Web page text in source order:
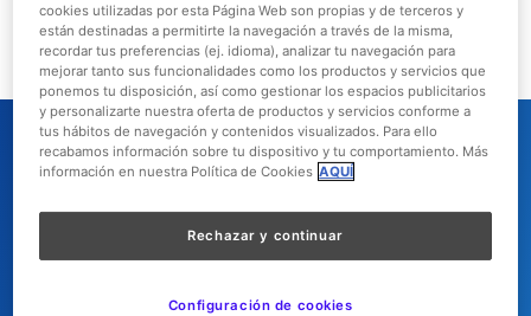
También te puede interesar:
cookies utilizadas por esta Página Web son propias y de terceros y
están destinadas a permitirte la navegación a través de la misma,
recordar tus preferencias (ej. idioma), analizar tu navegación para
mejorar tanto sus funcionalidades como los productos y servicios que
ponemos tu disposición, así como gestionar los espacios publicitarios
y personalizarte nuestra oferta de productos y servicios conforme a
tus hábitos de navegación y contenidos visualizados. Para ello
recabamos información sobre tu dispositivo y tu comportamiento. Más
información en nuestra Política de Cookies AQUÍ
Rechazar y continuar
Configuración de cookies